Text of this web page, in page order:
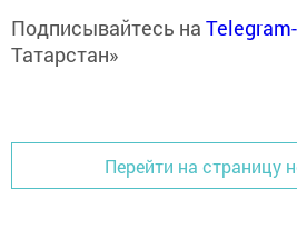
Подписывайтесь на
Татарстан»
Перейти на страницу